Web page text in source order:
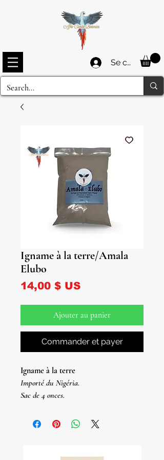
Se connecter
Igname à la terre/Amala
Elubo
14,00 $ USPrix
Ajouter au panier
Commander et payer
Igname à la terre
Importé du Nigéria.
Sac de 4 onces.
ame Molido